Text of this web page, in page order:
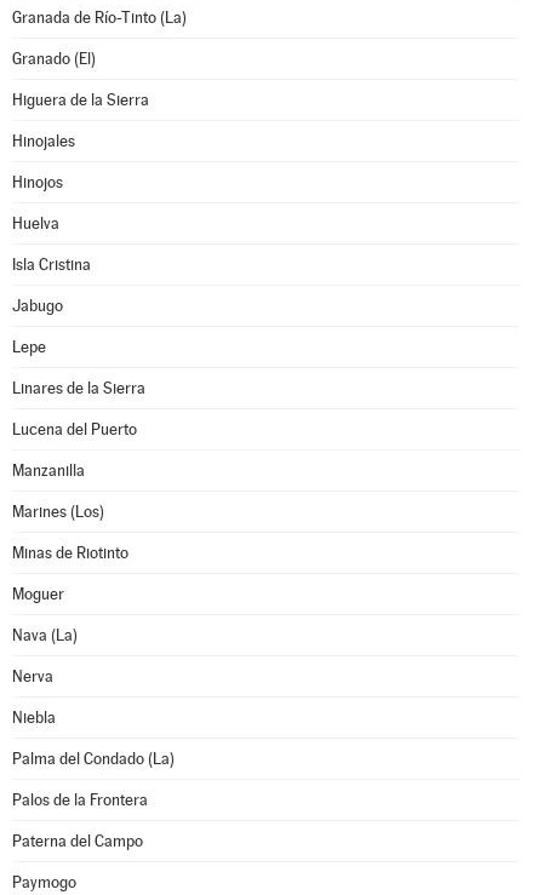
Granada de Río-Tinto (La)
Granado (El)
Higuera de la Sierra
Hinojales
Hinojos
Huelva
Isla Cristina
Jabugo
Lepe
Linares de la Sierra
Lucena del Puerto
Manzanilla
Marines (Los)
Minas de Riotinto
Moguer
Nava (La)
Nerva
Niebla
Palma del Condado (La)
Palos de la Frontera
Paterna del Campo
Paymogo